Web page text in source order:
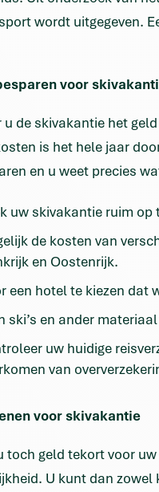
wordt uitgegeven.
voor
u de skivakantie het
is het hele jaar
en u weet precies
uw skivakantie ruim
de kosten van
en Oostenrijk.
een hotel te kiezen dat
ski’s en ander
uw huidige
van
voor skivakantie
toch geld tekort voor
U kunt dan zowel